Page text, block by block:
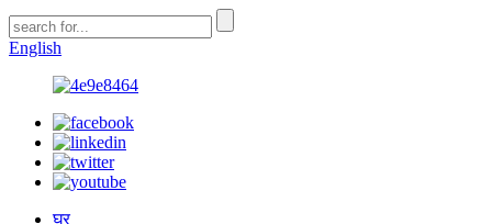
English
घर